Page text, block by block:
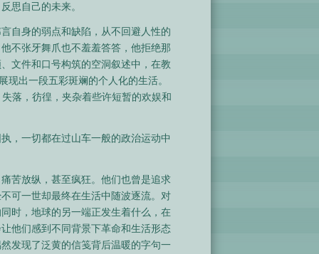
思自己的未来。
自身的弱点和缺陷，从不回避人性的
不张牙舞爪也不羞羞答答，他拒绝那
文件和口号构筑的空洞叙述中，在教
现出一段五彩斑斓的个人化的生活。
落，彷徨，夹杂着些许短暂的欢娱和
，一切都在过山车一般的政治运动中
苦放纵，甚至疯狂。他们也曾是追求
可一世却最终在生活中随波逐流。对
时，地球的另一端正发生着什么，在
他们感到不同背景下革命和生活形态
发现了泛黄的信笺背后温暖的字句一